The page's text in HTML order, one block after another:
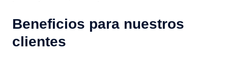
Beneficios para nuestros
clientes